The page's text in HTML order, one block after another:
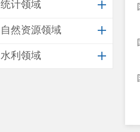
统计领域
自然资源领域
水利领域